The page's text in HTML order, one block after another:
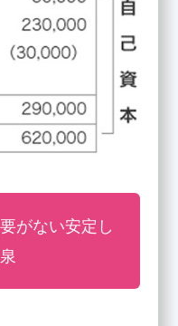
がない安定し